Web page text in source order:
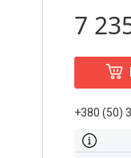
7
+380 (50)